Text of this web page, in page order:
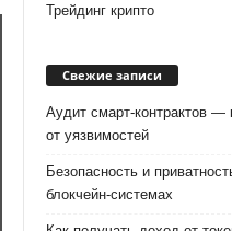
Трейдинг крипто
Свежие записи
Аудит смарт‑контрактов —
от уязвимостей
Безопасность и
блокчейн‑системах